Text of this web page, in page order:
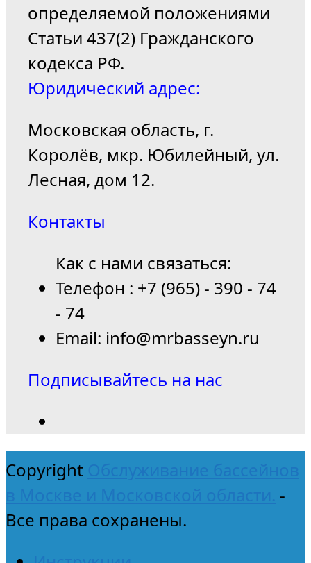
определяемой положениями
Статьи 437(2) Гражданского
кодекса РФ.
Юридический адрес:
Московская область, г.
Королёв, мкр. Юбилейный, ул.
Лесная, дом 12.
Контакты
Как с нами связаться:
Телефон : +7 (965) - 390 - 74
- 74
Email: info@mrbasseyn.ru
Подписывайтесь на нас
Copyright Обслуживание бассейнов
в Москве и Московской области. -
Все права сохранены.